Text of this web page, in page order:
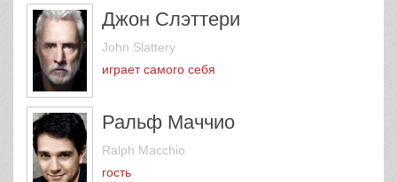
Джон Слэттери
John Slattery
играет самого себя
Ральф Маччио
Ralph Macchio
гость